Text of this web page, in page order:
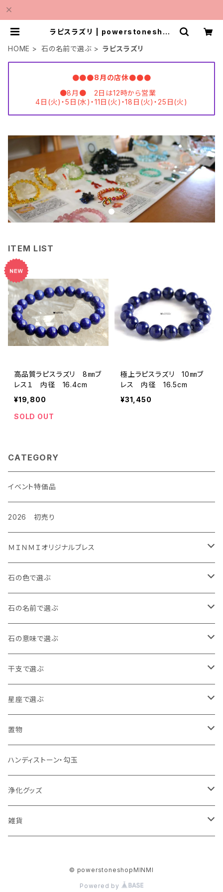
ラピスラズリ | powerstoneshop
HOME
石の名前で選ぶ ラピスラズリ
●●●8月の店休●●●
●8月● 2日は12時から営業
4日(火)・5日(水)・11日(火)・18日(火)・25日(火)
ITEM LIST
高品質ラピスラズリ 8㎜ブ
レス１ 内径 16.4cm
¥19,800
SOLD OUT
極上ラピスラズリ 10㎜ブ
レス 内径 16.5cm
¥31,450
CATEGORY
イベント特価品
2026 初売り
ＭＩＮＭＩオリジナルブレス
金運ぐるぐるブレス
タイガーズアイ
レッドタイガーズアイ
ルビーぐるぐる負ける気がしねぇブレス
龍の手ブレス
右利き用8㎜
右利き用10㎜
月神様の縁日ブレス
水晶バージョン
アメジストバージョン
十三仏ブレス
陰陽五行 護身ブレス
厄・病祓え 健全ブレス
令和源力ブレス
干支ブレス
石の色で選ぶ
白・透明
黒・茶色
青
赤
黄色・オレンジ
緑
ピンク
紫
石の名前で選ぶ
アイオライト
アイリスクォーツ
アクアマリン
アパタイト
アベンチュリン
アポフィライト
アマゾナイト
石の意味で選ぶ
魔除け
健康・長寿
恋愛・美容
金運・ビジネス運
能力開花・勉強
癒し・リラックス
干支で選ぶ
子年 アンバー
丑年 ムーンストーン
寅年 タイガーズアイ
卯年 翡翠
辰年 ガーネット
星座で選ぶ
牡羊座 3月21日~4月19日 カーネリアン
牡牛座 4月20日~5月20日 ローズクォーツ
双子座 5月21日~6月21日 ターコイズ
蟹座 6月22日~7月22日 ロードナイト
乙女座 8月23日~9月22日 アマゾナイト
置物
クラスター
クリスタル（水晶）
その他
丸玉
クリスタル（水晶）
ポイント
ハンディストーン・勾玉
浄化グッズ
浄化用お香
雑貨
© powerstoneshopMINMI
Powered by